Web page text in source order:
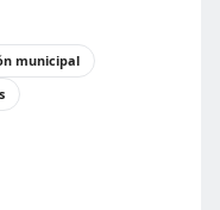
municipal